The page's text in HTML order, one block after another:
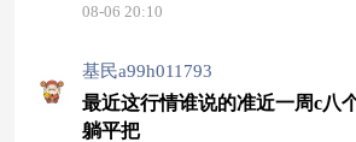
08-06 20:10
基民a99h011793
最近这行情谁说的准近一周c八
躺平把